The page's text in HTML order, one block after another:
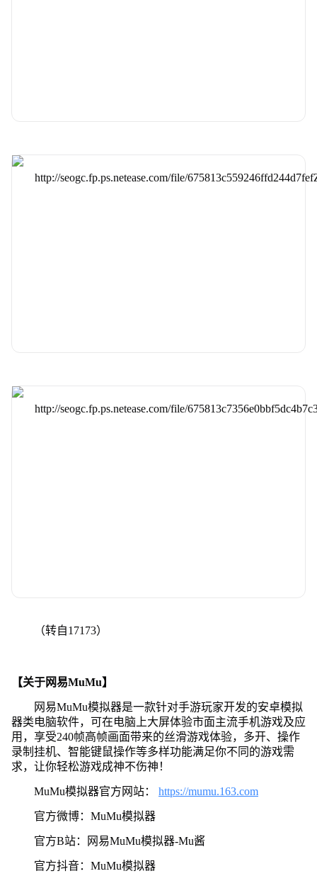
（转自17173）
【关于网易MuMu】
网易MuMu模拟器是一款针对手游玩家开发的安卓模拟
器类电脑软件，可在电脑上大屏体验市面主流手机游戏及应
用，享受240帧高帧画面带来的丝滑游戏体验，多开、操作
录制挂机、智能键鼠操作等多样功能满足你不同的游戏需
求，让你轻松游戏成神不伤神！
MuMu模拟器官方网站： https://mumu.163.com
官方微博：MuMu模拟器
官方B站：网易MuMu模拟器-Mu酱
官方抖音：MuMu模拟器